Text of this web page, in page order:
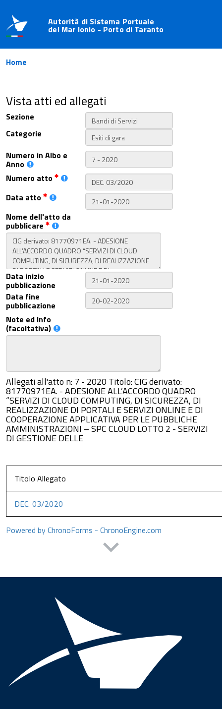
Autorità di Sistema Portuale
del Mar Ionio - Porto di Taranto
Home
Vista atti ed allegati
Sezione
Categorie
Numero in Albo e
Anno
Numero atto
Data atto
Nome dell'atto da
pubblicare
Data inizio
pubblicazione
Data fine
pubblicazione
Note ed Info
(facoltativa)
Allegati all'atto n: 7 - 2020 Titolo: CIG derivato:
81770971EA. - ADESIONE ALL’ACCORDO QUADRO
“SERVIZI DI CLOUD COMPUTING, DI SICUREZZA, DI
REALIZZAZIONE DI PORTALI E SERVIZI ONLINE E DI
COOPERAZIONE APPLICATIVA PER LE PUBBLICHE
AMMINISTRAZIONI – SPC CLOUD LOTTO 2 - SERVIZI
DI GESTIONE DELLE
Titolo Allegato
DEC. 03/2020
Powered by ChronoForms - ChronoEngine.com